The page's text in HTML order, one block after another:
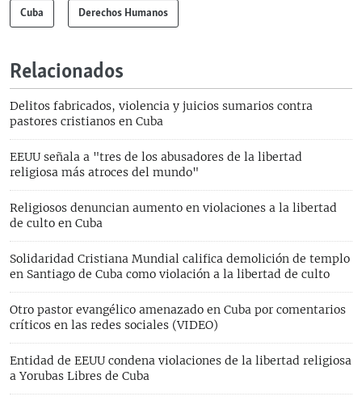
Cuba Derechos Humanos
Relacionados
Delitos fabricados, violencia y juicios sumarios contra
pastores cristianos en Cuba
EEUU señala a "tres de los abusadores de la libertad
religiosa más atroces del mundo"
Religiosos denuncian aumento en violaciones a la libertad
de culto en Cuba
Solidaridad Cristiana Mundial califica demolición de templo
en Santiago de Cuba como violación a la libertad de culto
Otro pastor evangélico amenazado en Cuba por comentarios
críticos en las redes sociales (VIDEO)
Entidad de EEUU condena violaciones de la libertad religiosa
a Yorubas Libres de Cuba